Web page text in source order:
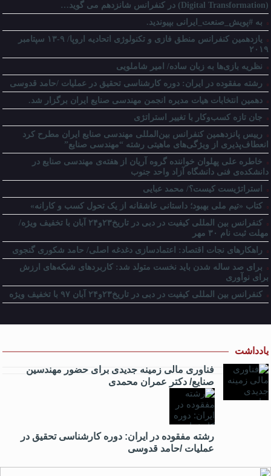
(Digital Transformation) در کنفرانس شانزدهم می گوید…
به #پویش_صنعت_ایرانی بپیوندید.
یازدهمین کنفرانس منطق فازی و تکنولوژی اتحادیه اروپا/ ۹-۱۳ سپتامبر
۲۰۱۹
نظریه بازی‌ها به زبان ساده/ امیر شاملویی
رشته مفقوده در ایران: دوره کارشناسی تحقیق در عملیات /حامد قدوسی
دهمین انتخابات هیات مدیره انجمن مهندسی صنایع ایران برگزار شد.
جان تازه کسب‌وکار با تغییر استراتژی
رییس پانزدهمین کنفرانس بین‌المللی مهندسی صنایع ایران مطرح کرد
انعطاف‌پذیری از ویژگی‌های ماهیتی رشته “مهندسی صنایع”
خاطره علی پهلوان خواننده گروه آریان از هفته‌ی مهندسی صنایع در
دانشکده‌ی فنی دانشگاه آزاد واحد جنوب
استراتژیست کیست؟‬/ محمد عبایی
کتاب «تیم ملی بهبود؛ داستانی عاشقانه از یک تحول کسب و کارانه»
کنفرانس بین المللی کیفیت در دبی در تاریخ۲۳و۲۴ آبان با تخفیف ویژه/
مهلت ثبت نام ۳۰ مهر
راهکارهای نجات اقتصاد: اعتمادسازی دغدغه اصلی/ حامد شکوری گنجوی
برای صد ساله شدن باید نخست متولد شد: کاربردهای شبکه‌های ارزش
برای نوآوری
کنفرانس بین المللی کیفیت در دبی در تاریخ۲۳و۲۴ آبان ۹۷ با تخفیف ویژه
یادداشت
فناوری مالی زمینه جدیدی برای حضور مهندسین
صنایع/ دکتر عمران محمدی
رشته مفقوده در ایران: دوره کارشناسی تحقیق در
عملیات /حامد قدوسی